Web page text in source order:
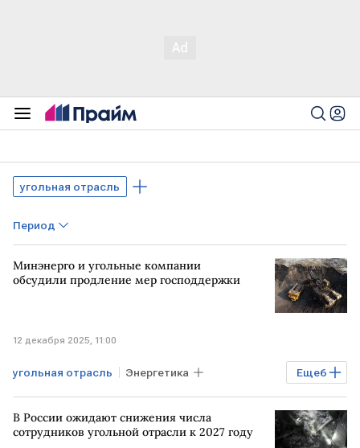
угольная отрасль
Период
Минэнерго и угольные компании
обсудили продление мер господдержки
12 декабря 2025, 11:00
Еще6
угольная отрасль Энергетика
РОССИЯ КУЗБАСС РФ
Сергей Цивилев Антон Силуанов
В России ожидают снижения числа
сотрудников угольной отрасли к 2027 году